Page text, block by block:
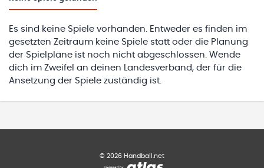
Es sind keine Spiele vorhanden. Entweder es finden im
gesetzten Zeitraum keine Spiele statt oder die Planung
der Spielpläne ist noch nicht abgeschlossen. Wende
dich im Zweifel an deinen Landesverband, der für die
Ansetzung der Spiele zuständig ist.
© 2026 Handball.net